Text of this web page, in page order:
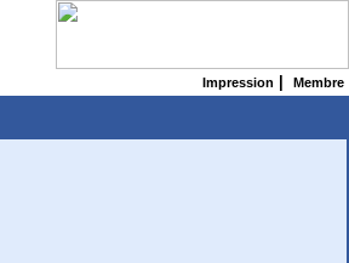
Impression Membre